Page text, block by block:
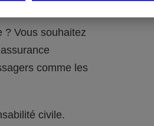
? Vous souhaitez
comme les
civile.